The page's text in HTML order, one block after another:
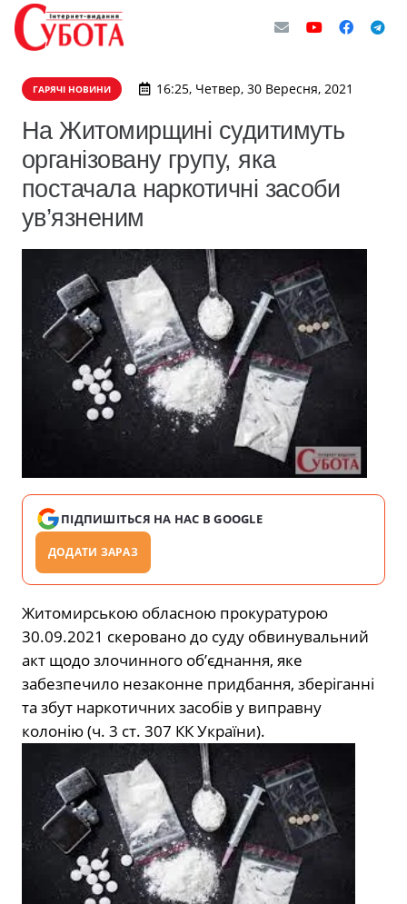
ГАРЯЧІ НОВИНИ 16:25, Четвер, 30 Вересня, 2021
​На Житомирщині судитимуть
організовану групу, яка
постачала наркотичні засоби
ув’язненим
ПІДПИШІТЬСЯ НА НАС В GOOGLE
ДОДАТИ ЗАРАЗ
Житомирською обласною прокуратурою
30.09.2021 скеровано до суду обвинувальний
акт щодо злочинного об’єднання, яке
забезпечило незаконне придбання, зберіганні
та збут наркотичних засобів у виправну
колонію (ч. 3 ст. 307 КК України).